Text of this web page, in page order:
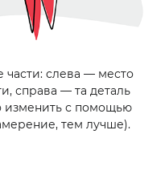
части: слева — место
справа — та деталь
с помощью
тем лучше).